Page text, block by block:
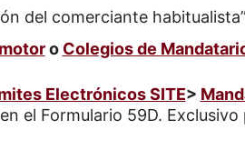
del comerciante
o Colegios de
Electrónicos SITE>
el Formulario 59D.